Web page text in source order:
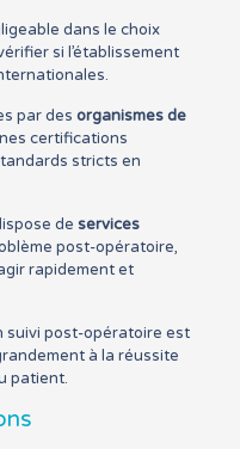
dans le choix
si l’établissement
par des organismes de
certifications
stricts en
de services
post-opératoire,
rapidement et
suivi post-opératoire est
à la réussite
patient.